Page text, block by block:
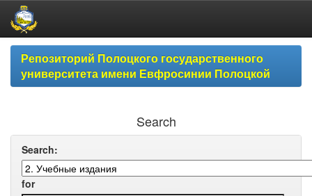
Skip
navigationРепозиторий Полоцкого государственного
университета имени Евфросинии Полоцкой
Search
Search:
for